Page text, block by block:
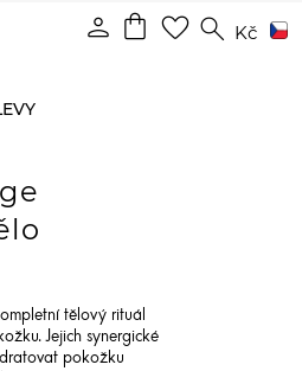
shopping_bag favorite_border search Kč
person
tělový rituál
Jejich synergické
pokožku